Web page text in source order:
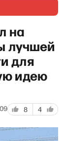
на
лучшей
для
идею
8 4